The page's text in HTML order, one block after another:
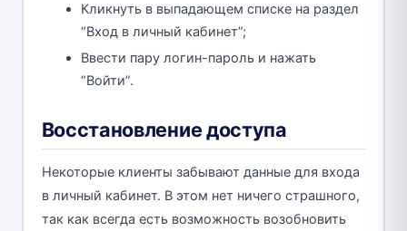
Кликнуть в выпадающем списке на раздел
“Вход в личный кабинет”;
Ввести пару логин-пароль и нажать
“Войти”.
Восстановление доступа
Некоторые клиенты забывают данные для входа
в личный кабинет. В этом нет ничего страшного,
так как всегда есть возможность возобновить